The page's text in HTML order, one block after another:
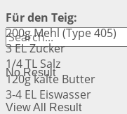
No Result
View All Result
Für den Teig:
200g Mehl (Type 405)
3 EL Zucker
1/4 TL Salz
120g kalte Butter
3-4 EL Eiswasser